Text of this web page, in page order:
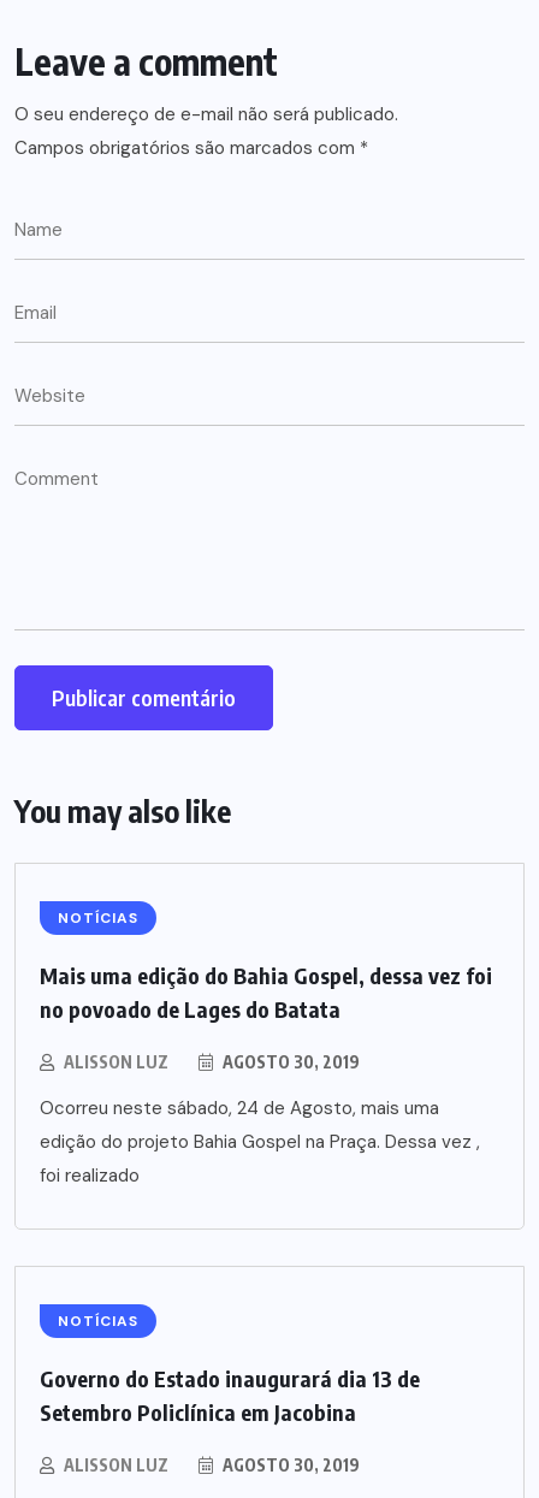
Leave a comment
O seu endereço de e-mail não será publicado.
Campos obrigatórios são marcados com *
You may also like
NOTÍCIAS
Mais uma edição do Bahia Gospel, dessa vez foi
no povoado de Lages do Batata
ALISSON LUZ AGOSTO 30, 2019
Ocorreu neste sábado, 24 de Agosto, mais uma
edição do projeto Bahia Gospel na Praça. Dessa vez ,
foi realizado
NOTÍCIAS
Governo do Estado inaugurará dia 13 de
Setembro Policlínica em Jacobina
ALISSON LUZ AGOSTO 30, 2019